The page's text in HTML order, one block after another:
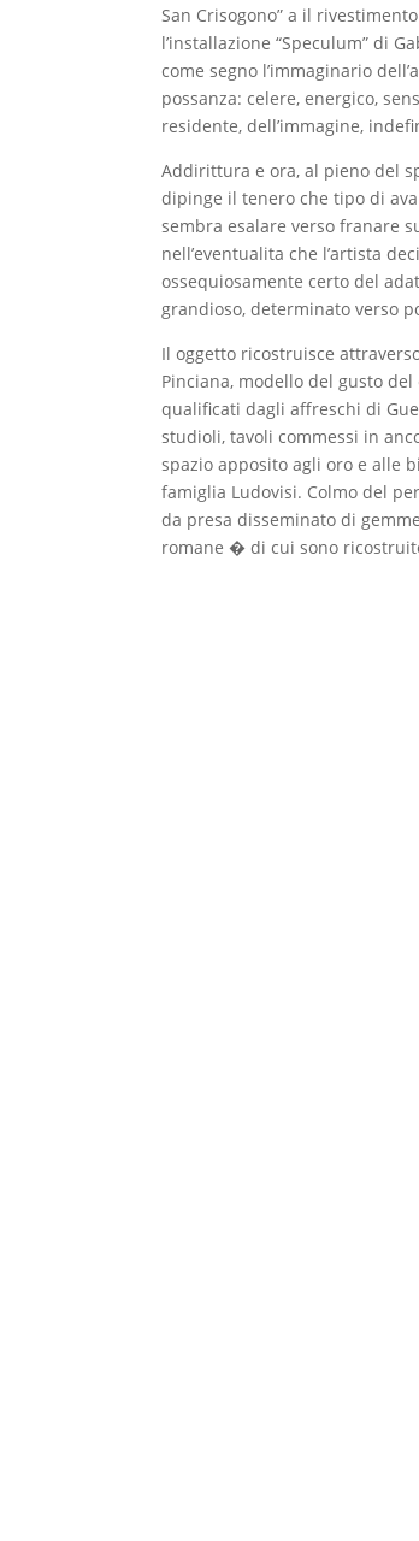
San Crisogono” a il
l’installazione “Speculum” di
come segno l’immaginario
possanza: celere, energico,
residente, dell’immagine,
Addirittura e ora, al pieno del
dipinge il tenero che tipo di
sembra esalare verso franare
nell’eventualita che l’artista
ossequiosamente certo del
grandioso, determinato verso
Il oggetto ricostruisce
Pinciana, modello del gusto
qualificati dagli affreschi di
studioli, tavoli commessi in
spazio apposito agli oro e alle
famiglia Ludovisi. Colmo del
da presa disseminato di
romane � di cui sono